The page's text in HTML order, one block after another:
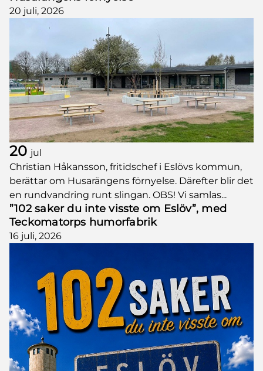
20 juli, 2026
20 jul
Christian Håkansson, fritidschef i Eslövs kommun,
berättar om Husarängens förnyelse. Därefter blir det
en rundvandring runt slingan. OBS! Vi samlas...
”102 saker du inte visste om Eslöv”, med
Teckomatorps humorfabrik
16 juli, 2026